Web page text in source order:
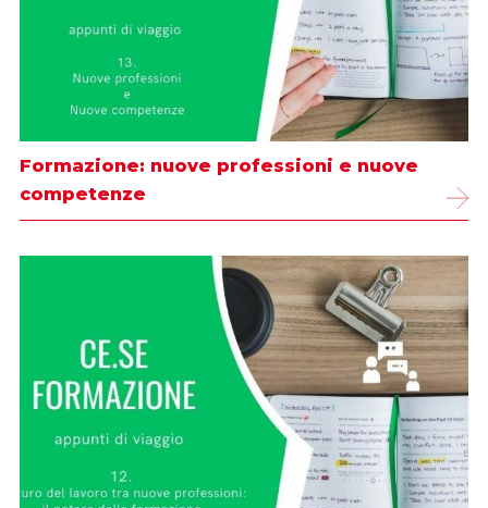
Formazione: nuove professioni e nuove
competenze